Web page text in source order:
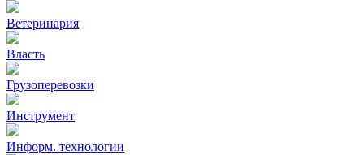
Ветеринария
Власть
Грузоперевозки
Инструмент
Информ. технологии